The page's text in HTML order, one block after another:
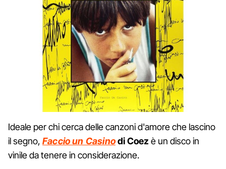
Ideale per chi cerca delle canzoni d'amore che lascino
il segno, Faccio un Casinodi Coez è un disco in
vinile da tenere in considerazione.